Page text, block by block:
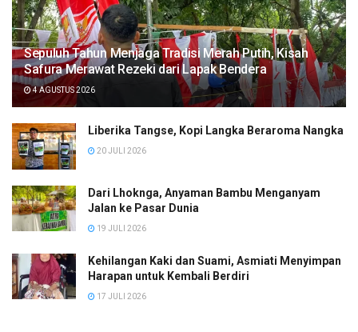
Sepuluh Tahun Menjaga Tradisi Merah Putih, Kisah
Safura Merawat Rezeki dari Lapak Bendera
4 AGUSTUS 2026
Liberika Tangse, Kopi Langka Beraroma Nangka
20 JULI 2026
Dari Lhoknga, Anyaman Bambu Menganyam
Jalan ke Pasar Dunia
19 JULI 2026
Kehilangan Kaki dan Suami, Asmiati Menyimpan
Harapan untuk Kembali Berdiri
17 JULI 2026